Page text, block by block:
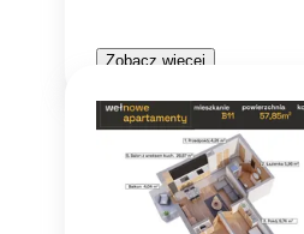
Zobacz więcej